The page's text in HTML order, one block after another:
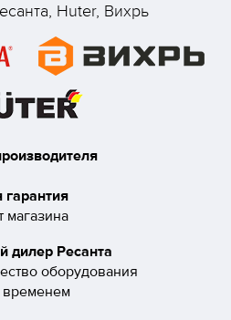
Huter, Вихрь
магазина
дилер Ресанта
оборудования